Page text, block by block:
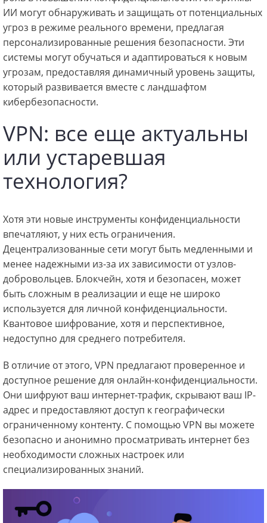
ИИ могут обнаруживать и защищать от потенциальных
угроз в режиме реального времени, предлагая
персонализированные решения безопасности. Эти
системы могут обучаться и адаптироваться к новым
угрозам, предоставляя динамичный уровень защиты,
который развивается вместе с ландшафтом
кибербезопасности.
VPN: все еще актуальны
или устаревшая
технология?
Хотя эти новые инструменты конфиденциальности
впечатляют, у них есть ограничения.
Децентрализованные сети могут быть медленными и
менее надежными из-за их зависимости от узлов-
добровольцев. Блокчейн, хотя и безопасен, может
быть сложным в реализации и еще не широко
используется для личной конфиденциальности.
Квантовое шифрование, хотя и перспективное,
недоступно для среднего потребителя.
В отличие от этого, VPN предлагают проверенное и
доступное решение для онлайн-конфиденциальности.
Они шифруют ваш интернет-трафик, скрывают ваш IP-
адрес и предоставляют доступ к географически
ограниченному контенту. С помощью VPN вы можете
безопасно и анонимно просматривать интернет без
необходимости сложных настроек или
специализированных знаний.